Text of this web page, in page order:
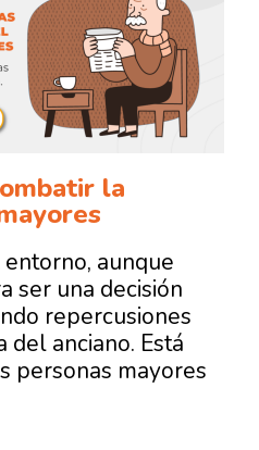
la
aunque
ser una decisión
repercusiones
del anciano. Está
personas mayores